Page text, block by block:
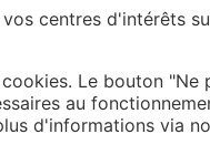
centres d'intérêts
Le bouton "Ne
au
d'informations via
Thermalisme